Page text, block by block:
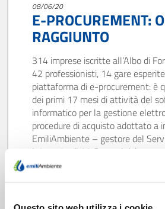
Questo sito web utilizza i cookie
08/06/20
E-PROCUREMENT:
RAGGIUNTO
314 imprese iscritte all’Albo di
42 professionisti, 14 gare
piattaforma di e-procurement: è
dei primi 17 mesi di attività del
informatico per la gestione
procedure di acquisto adottato a
EmiliAmbiente – gestore del
Integrato di 11 Comuni del